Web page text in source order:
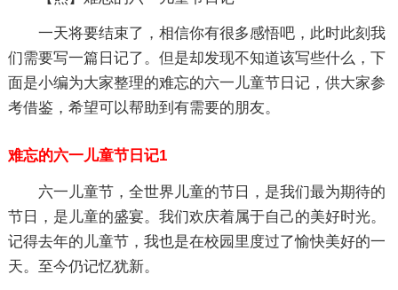
一天将要结束了，相信你有很多感悟吧，此时此刻我
们需要写一篇日记了。但是却发现不知道该写些什么，下
面是小编为大家整理的难忘的六一儿童节日记，供大家参
考借鉴，希望可以帮助到有需要的朋友。
难忘的六一儿童节日记1
六一儿童节，全世界儿童的节日，是我们最为期待的
节日，是儿童的盛宴。我们欢庆着属于自己的美好时光。
记得去年的儿童节，我也是在校园里度过了愉快美好的一
天。至今仍记忆犹新。